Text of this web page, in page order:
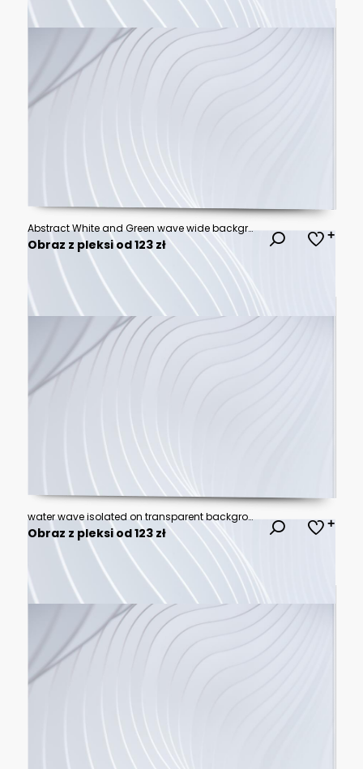
Abstract White and Green wave wide background banner, modern design vector illustration eps10
Obraz z pleksi od 123 zł
water wave isolated on transparent background
Obraz z pleksi od 123 zł